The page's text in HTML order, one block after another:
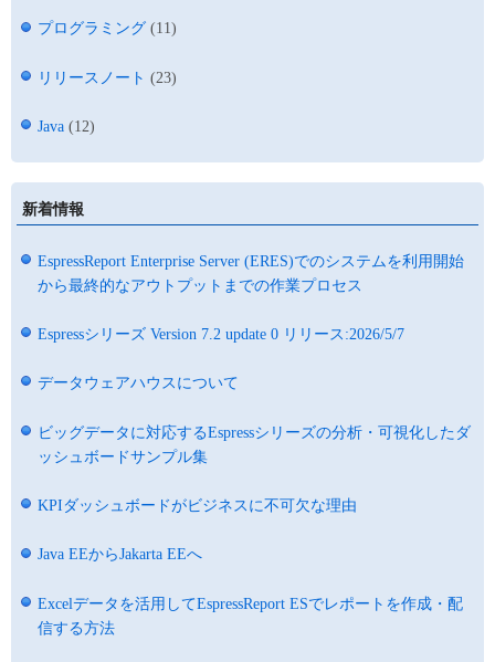
プログラミング (11)
リリースノート (23)
Java (12)
新着情報
EspressReport Enterprise Server (ERES)でのシステムを利用開始
から最終的なアウトプットまでの作業プロセス
Espressシリーズ Version 7.2 update 0 リリース:2026/5/7
データウェアハウスについて
ビッグデータに対応するEspressシリーズの分析・可視化したダ
ッシュボードサンプル集
KPIダッシュボードがビジネスに不可欠な理由
Java EEからJakarta EEへ
Excelデータを活用してEspressReport ESでレポートを作成・配
信する方法